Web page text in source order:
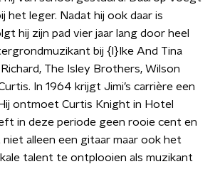
het leger. Nadat hij ook daar is
hij zijn pad vier jaar lang door heel
bij {l}Ike And Tina
The Isley Brothers, Wilson
In 1964 krijgt Jimi’s carrière een
ontmoet Curtis Knight in Hotel
in deze periode geen rooie cent en
alleen een gitaar maar ook het
talent te ontplooien als muzikant